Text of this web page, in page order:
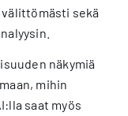
sekä
näkymiä
mihin
saat myös